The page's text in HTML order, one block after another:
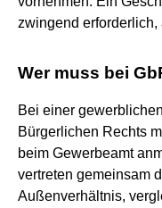
zwingend
Wer muss bei
Bei einer
Bürgerlichen Rechts
beim Gewerbeamt
vertreten gemeinsam
Außenverhältnis,